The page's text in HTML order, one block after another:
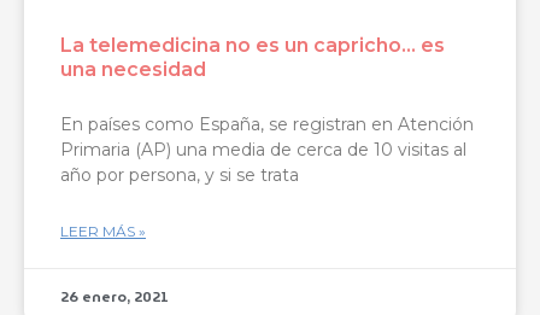
La telemedicina no es un capricho… es
una necesidad
En países como España, se registran en Atención
Primaria (AP) una media de cerca de 10 visitas al
año por persona, y si se trata
LEER MÁS »
26 enero, 2021